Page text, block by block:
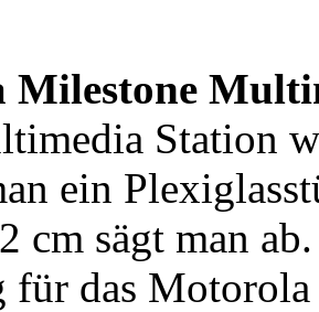
Station
ein
cm sägt man
für das